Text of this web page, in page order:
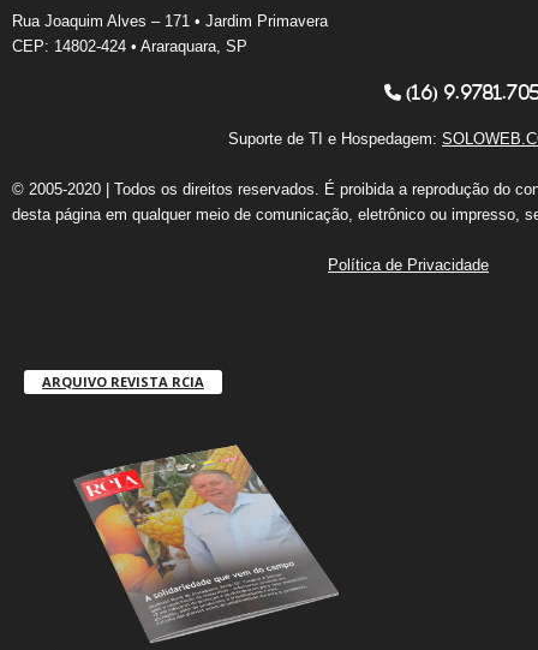
Rua Joaquim Alves – 171 • Jardim Primavera
CEP: 14802-424 • Araraquara, SP
(16)
Suporte de TI e Hospedagem:
© 2005-2020 | Todos os direitos reservados. É proibida a reprodução do
desta página em qualquer meio de comunicação, eletrônico ou impresso,
Política de Privacidade
ARQUIVO REVISTA RCIA